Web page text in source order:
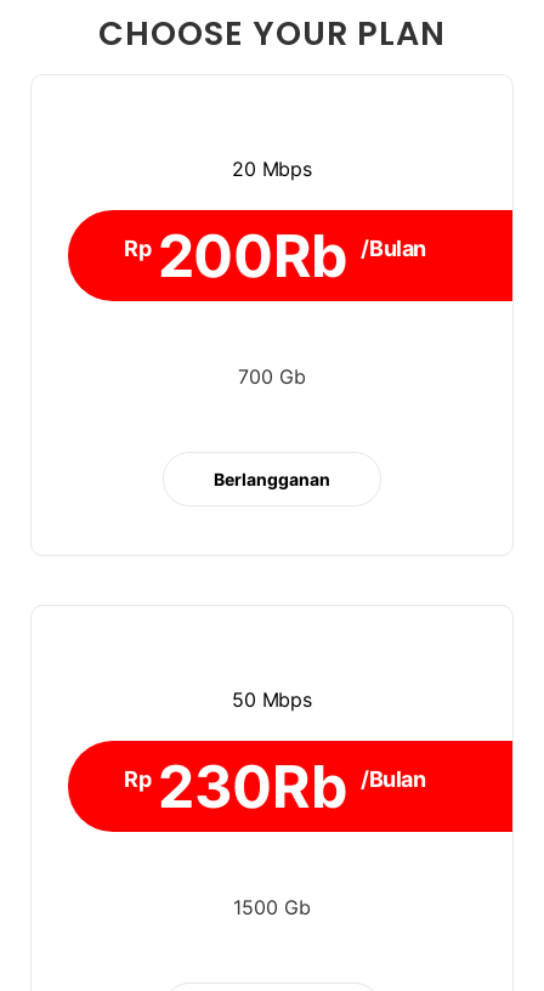
CHOOSE YOUR PLAN
20 Mbps
Rp 200Rb /Bulan
700 Gb
Berlangganan
50 Mbps
Rp 230Rb /Bulan
1500 Gb